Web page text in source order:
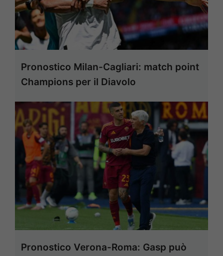
Pronostico Milan-Cagliari: match point
Champions per il Diavolo
Pronostico Verona-Roma: Gasp può